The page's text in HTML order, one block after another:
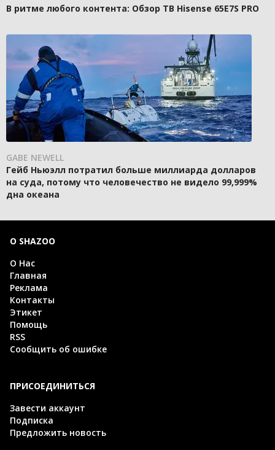
В ритме любого контента: Обзор ТВ Hisense 65E7S PRO
GABE NEWELL
Гейб Ньюэлл потратил больше миллиарда долларов
на суда, потому что человечество не видело 99,999%
дна океана
О SHAZOO
О Нас
Главная
Реклама
Контакты
Этикет
Помощь
RSS
Сообщить об ошибке
ПРИСОЕДИНИТЬСЯ
Завести аккаунт
Подписка
Предложить новость